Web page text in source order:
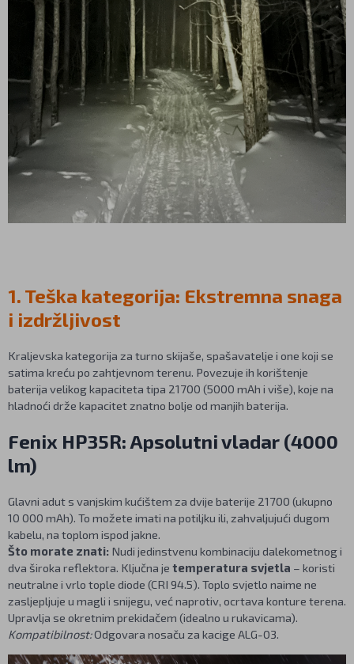
1. Teška kategorija: Ekstremna snaga
i izdržljivost
Kraljevska kategorija za turno skijaše, spašavatelje i one koji se
satima kreću po zahtjevnom terenu. Povezuje ih korištenje
baterija velikog kapaciteta tipa 21700 (5000 mAh i više), koje na
hladnoći drže kapacitet znatno bolje od manjih baterija.
Fenix HP35R: Apsolutni vladar (4000
lm)
Glavni adut s vanjskim kućištem za dvije baterije 21700 (ukupno
10 000 mAh). To možete imati na potiljku ili, zahvaljujući dugom
kabelu, na toplom ispod jakne.
Što morate znati: Nudi jedinstvenu kombinaciju dalekometnog i
dva široka reflektora. Ključna je temperatura svjetla – koristi
neutralne i vrlo tople diode (CRI 94.5). Toplo svjetlo naime ne
zasljepljuje u magli i snijegu, već naprotiv, ocrtava konture terena.
Upravlja se okretnim prekidačem (idealno u rukavicama).
Kompatibilnost:Odgovara nosaču za kacige ALG-03.